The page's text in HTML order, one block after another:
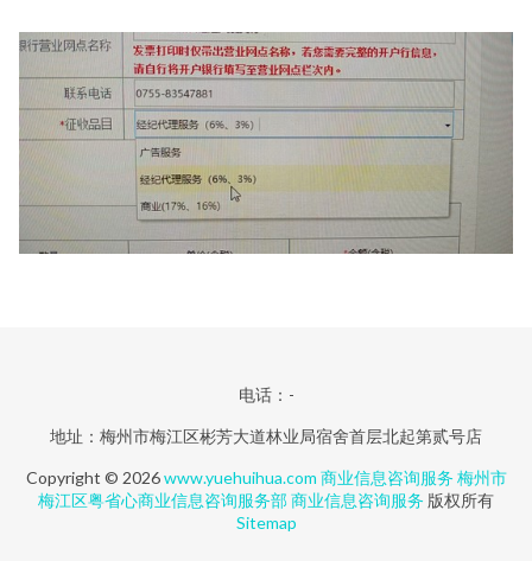
电话：-
地址：梅州市梅江区彬芳大道林业局宿舍首层北起第贰号店
Copyright © 2026www.yuehuihua.com 商业信息咨询服务 梅州市
梅江区粤省心商业信息咨询服务部商业信息咨询服务 版权所有
Sitemap